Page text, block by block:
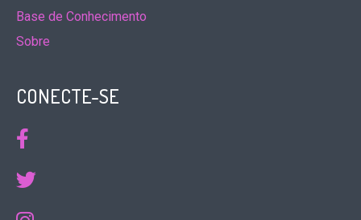
Base de Conhecimento
Sobre
CONECTE-SE